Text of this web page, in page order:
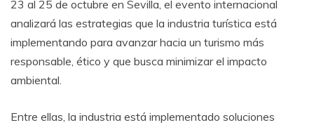
23 al 25 de octubre en Sevilla, el evento internacional
analizará las estrategias que la industria turística está
implementando para avanzar hacia un turismo más
responsable, ético y que busca minimizar el impacto
ambiental.
Entre ellas, la industria está implementado soluciones